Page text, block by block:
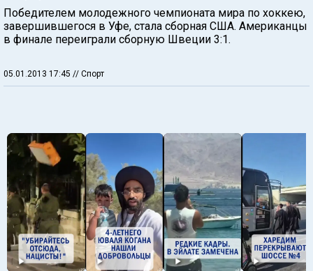
Победителем молодежного чемпионата мира по хоккею,
завершившегося в Уфе, стала сборная США. Американцы
в финале переиграли сборную Швеции 3:1.
05.01.2013 17:45 // Спорт